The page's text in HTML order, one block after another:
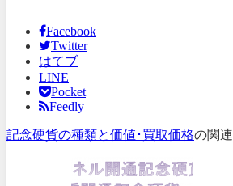
Facebook
Twitter
はてブ
LINE
Pocket
Feedly
記念硬貨の種類と価値･買取価格の関